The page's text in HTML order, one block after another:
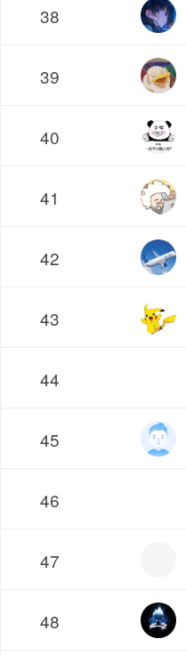
38
39
40
41
42
43
44
45
46
47
48